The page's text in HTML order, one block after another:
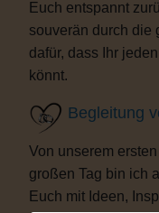
Euch entspannt
souverän durch die
dafür, dass Ihr
könnt.
Begleitung
Von unserem
großen Tag bin ich
Euch mit Ideen,